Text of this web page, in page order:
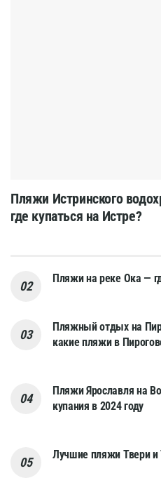
Пляжи Истринского
где купаться на Истре?
Пляжи на реке Ока —
Пляжный отдых на
какие пляжи в
Пляжи Ярославля на
купания в 2024 году
Лучшие пляжи Твери и